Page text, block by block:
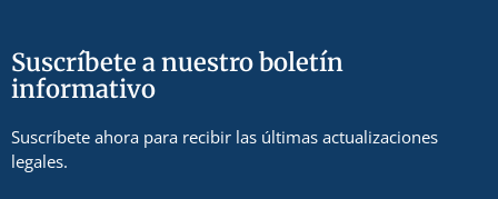
Suscríbete a nuestro boletín
informativo
Suscríbete ahora para recibir las últimas actualizaciones
legales.